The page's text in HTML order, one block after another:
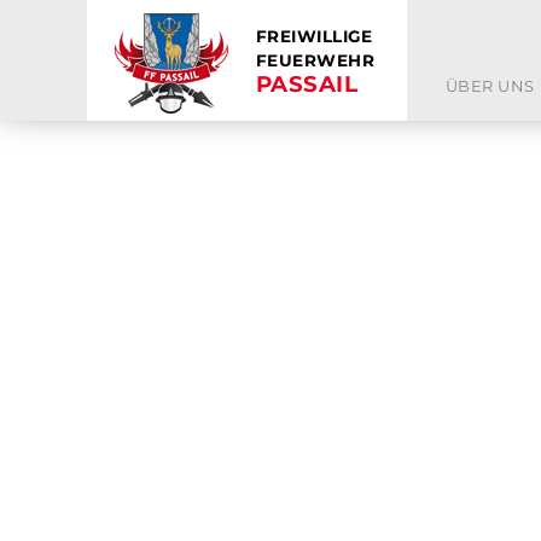
FREIWILLIGE
FEUERWEHR
PASSAIL ÜBER UNS